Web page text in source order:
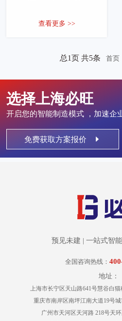
查看更多 >>
总1页 共5条 首页
选择上海必旺
开启您的智能制造模式 ，加速企
免费获取方案报价
预见未建 | 一站式智
全国咨询热线：
地址：
上海市长宁区天山路641号慧谷白猫
重庆市南岸区南坪江南大道19号城
广州市天河区天河路 218号天